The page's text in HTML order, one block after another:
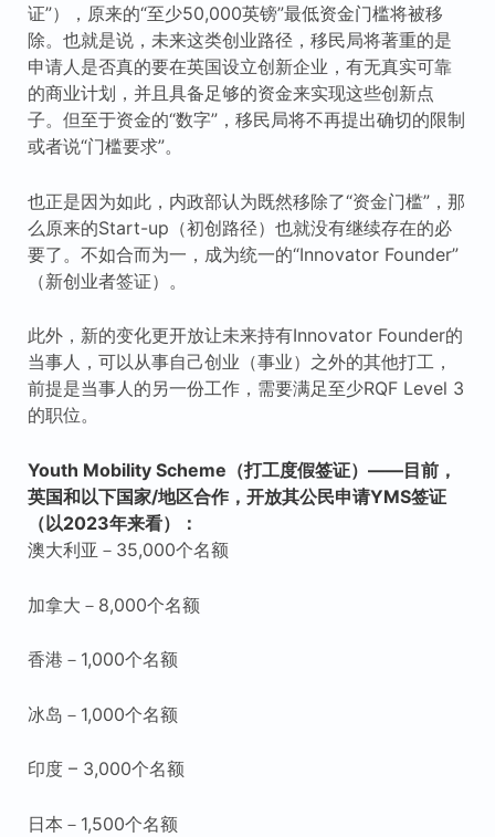
证”），原来的“至少50,000英镑”最低资金门槛将被移
除。也就是说，未来这类创业路径，移民局将著重的是
申请人是否真的要在英国设立创新企业，有无真实可靠
的商业计划，并且具备足够的资金来实现这些创新点
子。但至于资金的“数字”，移民局将不再提出确切的限制
或者说“门槛要求”。
也正是因为如此，内政部认为既然移除了“资金门槛”，那
么原来的Start-up（初创路径）也就没有继续存在的必
要了。不如合而为一，成为统一的“Innovator Founder”
（新创业者签证）。
此外，新的变化更开放让未来持有Innovator Founder的
当事人，可以从事自己创业（事业）之外的其他打工，
前提是当事人的另一份工作，需要满足至少RQF Level 3
的职位。
Youth Mobility Scheme（打工度假签证）——目前，
英国和以下国家/地区合作，开放其公民申请YMS签证
（以2023年来看）：
澳大利亚－35,000个名额
加拿大－8,000个名额
香港－1,000个名额
冰岛－1,000个名额
印度 – 3,000个名额
日本－1,500个名额